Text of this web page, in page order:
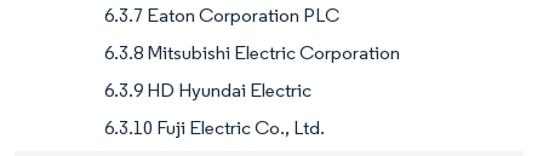
6.3.7 Eaton Corporation PLC
6.3.8 Mitsubishi Electric Corporation
6.3.9 HD Hyundai Electric
6.3.10 Fuji Electric Co., Ltd.